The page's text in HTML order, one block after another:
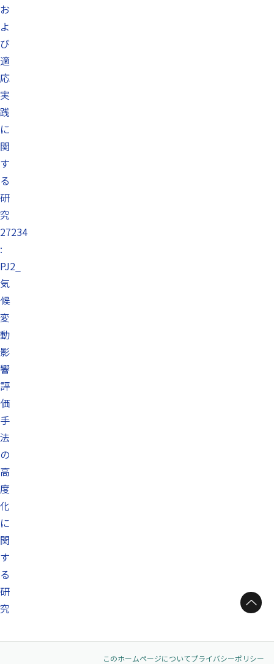
お
よ
び
適
応
実
践
に
関
す
る
研
究
27234
:
PJ2_
気
候
変
動
影
響
評
価
手
法
の
高
度
化
に
関
す
る
研
究
ページトップへ
このホームページについてプライバシーポリシー